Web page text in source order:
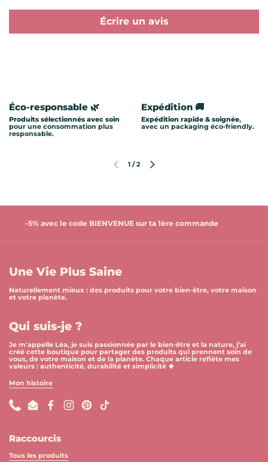
Écrire un avis
Éco-responsable 🌿
Produits sélectionnés avec soin
pour une consommation plus
responsable.
Expédition 🚚
Expédition rapide & soignée,
avec un packaging éco-friendly.
Diapositive précédente
Diapositive suivante
1 /2
-5% avec le code BIENVENUE sur ta 1ère commande
Une Vie Plus Saine
Naturellement mieux : des produits pour votre bien-être, votre maison
et votre planète.
Qui suis-je ?
Je m'appelle Léa, je suis passionnée par le bien-être et la nature, j’ai
créé cette boutique pour partager des produits qui prennent soin de
vous, de votre maison et de la planète. Chaque article reflète mes
valeurs : authenticité, durabilité et simplicité 🍀
Mon histoire
PhoneEmailFacebookInstagram
Pinterest
TikTok
Raccourcis
Tous les produits